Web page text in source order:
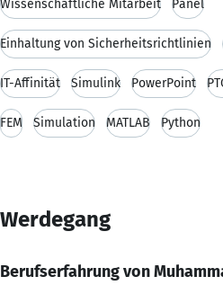
Wissenschaftliche Mitarbeit Panel
Einhaltung von Sicherheitsrichtlinien
IT-Affinität Simulink PowerPoint
FEM Simulation MATLAB Python
Werdegang
Berufserfahrung von